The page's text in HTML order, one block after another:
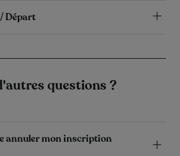
Départ
questions ?
annuler mon inscription